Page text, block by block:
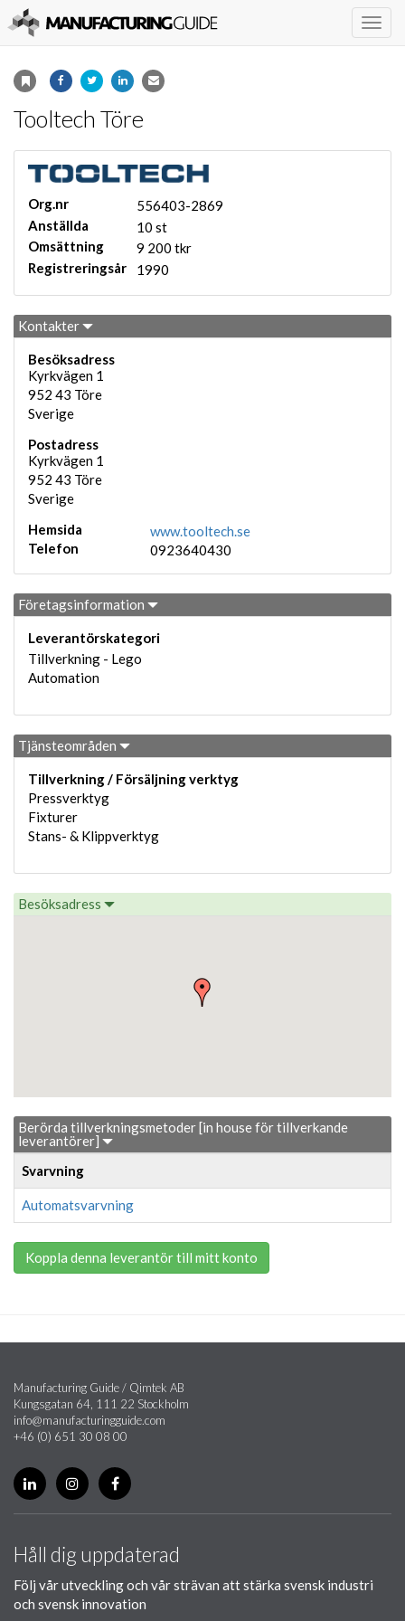
Tooltech Töre
Org.nr
556403-2869
Anställda
10 st
Omsättning
9 200 tkr
Registreringsår
1990
Kontakter
Besöksadress
Kyrkvägen 1
952 43 Töre
Sverige
Postadress
Kyrkvägen 1
952 43 Töre
Sverige
Hemsida
www.tooltech.se
Telefon
0923640430
Företagsinformation
Leverantörskategori
Tillverkning - Lego
Automation
Tjänsteområden
Tillverkning / Försäljning verktyg
Pressverktyg
Fixturer
Stans- & Klippverktyg
Besöksadress
Berörda tillverkningsmetoder [in house för tillverkande
leverantörer]
Svarvning
Automatsvarvning
Koppla denna leverantör till mitt konto
Manufacturing Guide / Qimtek AB
Kungsgatan 64, 111 22 Stockholm
info@manufacturingguide.com
+46 (0) 651 30 08 00
Håll dig uppdaterad
Följ vår utveckling och vår strävan att stärka svensk industri
och svensk innovation